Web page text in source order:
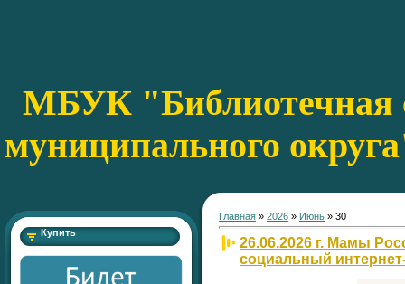
МБУК "Библиотечная
муниципального
Купить
Главная » 2026 » Июнь » 30
26.06.2026 г. Мамы
социальный